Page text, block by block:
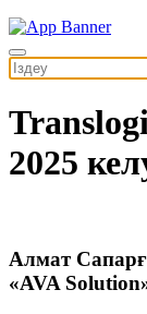
2025
Алмат
«AVA